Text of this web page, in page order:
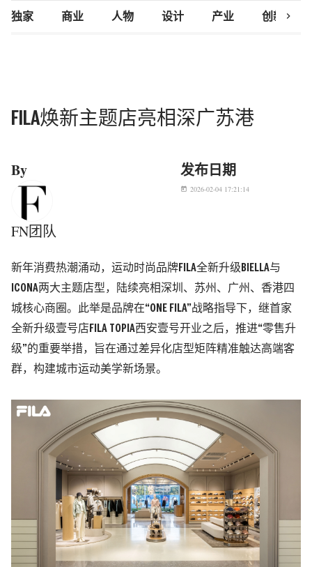
独家 商业 人物 设计 产业 创新研究
chevron_right
FILA焕新主题店亮相深广苏港
By
FN团队
发布日期
today 2026-02-04 17:21:14
新年消费热潮涌动，运动时尚品牌 FILA全新升级 BIELLA与
ICONA两大主题店型，陆续亮相深圳、苏州、广州、香港四
城核心商圈。此举是品牌在“ONE FILA”战略指导下，继首家
全新升级壹号店 FILA TOPIA西安壹号开业之后，推进“零售升
级”的重要举措，旨在通过差异化店型矩阵精准触达高端客
群，构建城市运动美学新场景。